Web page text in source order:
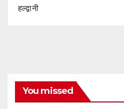
हल्द्वानी
You missed